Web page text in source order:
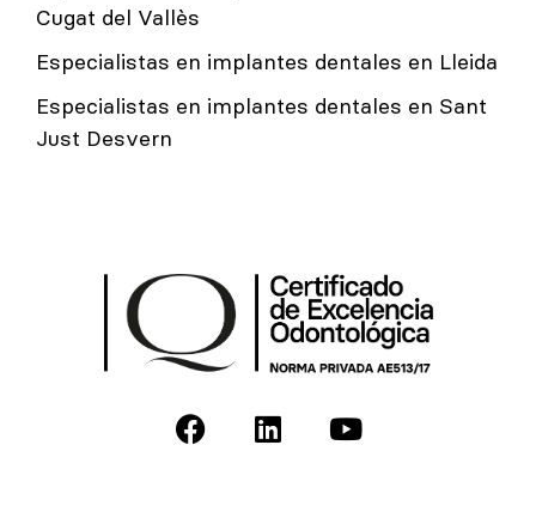
Cugat del Vallès
Especialistas en implantes dentales en Lleida
Especialistas en implantes dentales en Sant
Just Desvern